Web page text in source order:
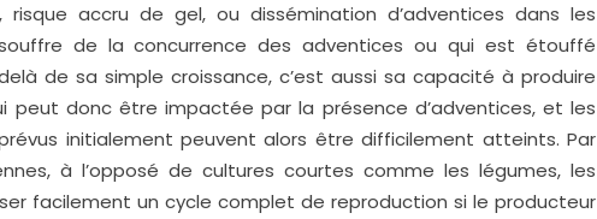
risque accru de gel, ou dissémination d’adventices dans les
de la concurrence des adventices ou qui est étouffé
de sa simple croissance, c’est aussi sa capacité à produire
peut donc être impactée par la présence d’adventices, et les
initialement peuvent alors être difficilement atteints. Par
à l’opposé de cultures courtes comme les légumes, les
facilement un cycle complet de reproduction si le producteur